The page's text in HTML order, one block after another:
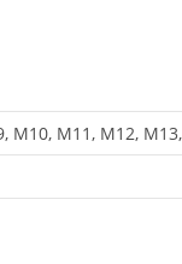
M10, M11, M12,